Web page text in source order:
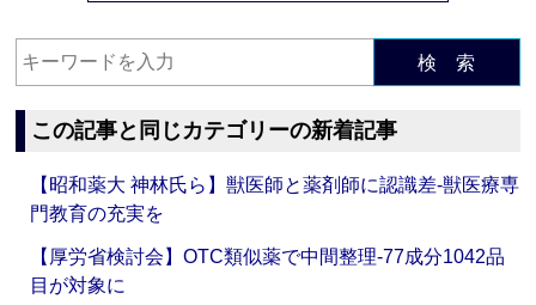
検 索
この記事と同じカテゴリーの新着記事
【昭和薬大 神林氏ら】獣医師と薬剤師に認識差‐獣医療専
門教育の充実を
【厚労省検討会】OTC類似薬で中間整理‐77成分1042品
目が対象に